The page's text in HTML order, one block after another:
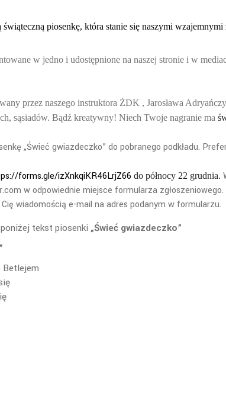
świąteczną piosenkę, która stanie się naszymi wzajemnymi
w jedno i udostępnione na naszej stronie i w
przez naszego instruktora ŻDK , Jarosława
sąsiadów. Bądź kreatywny! Niech Twoje nagranie ma ś
„Świeć gwiazdeczko” do pobranego podkładu.
forms.gle/izXnkqiKR46LrjZ66 do północy 22 grudnia.
w odpowiednie miejsce formularza zgłoszeniowego.
wiadomością e-mail na adres podanym w formularzu.
poniżej tekst piosenki „Świeć gwiazdeczko”
Betlejem